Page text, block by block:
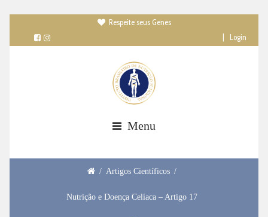
Respeite seus Genes
Login
Menu
/ Artigos Científicos /
Nutrição e Doença Celíaca – Artigo 17